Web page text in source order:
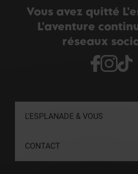
Vous avez quitté
L'aventure
réseaux
L'ESPLANADE & VOUS
CONTACT